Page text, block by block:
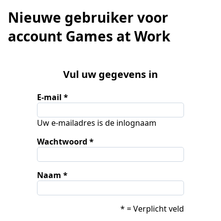
Nieuwe gebruiker voor
account Games at Work
Vul uw gegevens in
E-mail
Uw e-mailadres is de inlognaam
Wachtwoord
Naam
* = Verplicht veld